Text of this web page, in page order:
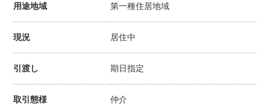
用途地域 第一種住居地域
現況 居住中
引渡し 期日指定
取引態様 仲介